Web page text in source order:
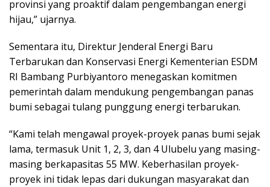
provinsi yang proaktif dalam pengembangan energi
hijau,” ujarnya.
Sementara itu, Direktur Jenderal Energi Baru
Terbarukan dan Konservasi Energi Kementerian ESDM
RI Bambang Purbiyantoro menegaskan komitmen
pemerintah dalam mendukung pengembangan panas
bumi sebagai tulang punggung energi terbarukan.
“Kami telah mengawal proyek-proyek panas bumi sejak
lama, termasuk Unit 1, 2, 3, dan 4 Ulubelu yang masing-
masing berkapasitas 55 MW. Keberhasilan proyek-
proyek ini tidak lepas dari dukungan masyarakat dan